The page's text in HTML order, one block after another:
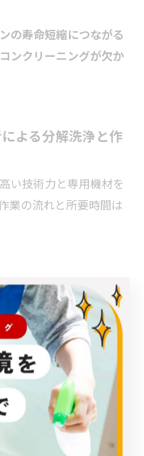
の寿命短縮につながる
ンクリーニングが欠か
よる分解洗浄と作
い技術力と専用機材を
業の流れと所要時間は
が目安です。お掃除機
雑なため、約2〜3時間